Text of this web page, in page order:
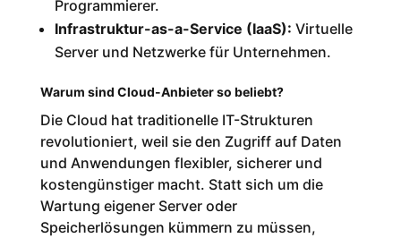
Programmierer.
Infrastruktur-as-a-Service (IaaS): Virtuelle
Server und Netzwerke für Unternehmen.
Warum sind Cloud-Anbieter so beliebt?
Die Cloud hat traditionelle IT-Strukturen
revolutioniert, weil sie den Zugriff auf Daten
und Anwendungen flexibler, sicherer und
kostengünstiger macht. Statt sich um die
Wartung eigener Server oder
Speicherlösungen kümmern zu müssen,